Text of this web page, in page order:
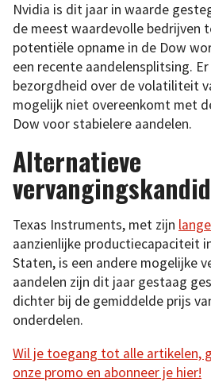
Nvidia is dit jaar in waarde
de meest waardevolle bedrijven
potentiële opname in de Dow
een recente aandelensplitsing.
bezorgdheid over de volatiliteit
mogelijk niet overeenkomt met
Dow voor stabielere aandelen.
Alternatieve
Texas Instruments, met zijn lange
aanzienlijke productiecapaciteit
Staten, is een andere mogelijke
aandelen zijn dit jaar gestaag
dichter bij de gemiddelde prijs
onderdelen.
Wil je toegang tot alle artikelen,
onze promo en abonneer je hier!